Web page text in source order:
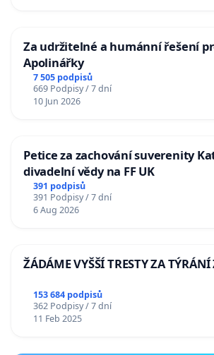
Za udržitelné a humánní řešení
Apolinářky
7 505 podpisů
669 Podpisy / 7 dní
10 Jun 2026
Petice za zachování suverenity
divadelní vědy na FF UK
391 podpisů
391 Podpisy / 7 dní
6 Aug 2026
ŽÁDÁME VYŠŠÍ TRESTY ZA
153 684 podpisů
362 Podpisy / 7 dní
11 Feb 2025